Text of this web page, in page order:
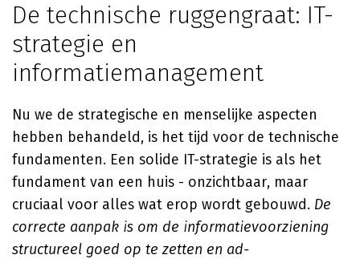
De technische ruggengraat: IT-
strategie en
informatiemanagement
Nu we de strategische en menselijke aspecten
hebben behandeld, is het tijd voor de technische
fundamenten. Een solide IT-strategie is als het
fundament van een huis - onzichtbaar, maar
cruciaal voor alles wat erop wordt gebouwd. De
correcte aanpak is om de informatievoorziening
structureel goed op te zetten en ad-